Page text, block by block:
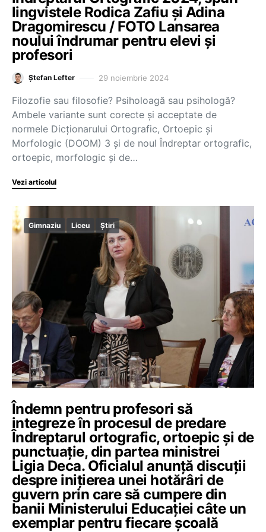
lingvistele Rodica Zafiu și Adina
Dragomirescu / FOTO Lansarea
noului îndrumar pentru elevi și
profesori
Ștefan Lefter 29 noiembrie 2024
Filozofie sau filosofie? Psiholoagă sau psihologă?
Ambele variante sunt corecte și acceptate de
normele Dicționarului Ortografic, Ortoepic și
Morfologic (DOOM) 3 și de noul Îndreptar ortografic,
ortoepic, morfologic și de…
Vezi articolul
Gimnaziu Liceu Știri
Îndemn pentru profesori să
integreze în procesul de predare
Îndreptarul ortografic, ortoepic și de
punctuație, din partea ministrei
Ligia Deca. Oficialul anunță discuții
despre inițierea unei hotărâri de
guvern prin care să cumpere din
banii Ministerului Educației câte un
exemplar pentru fiecare școală